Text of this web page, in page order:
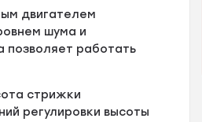
двигателем
шума и
позволяет работать
стрижки
регулировки высоты